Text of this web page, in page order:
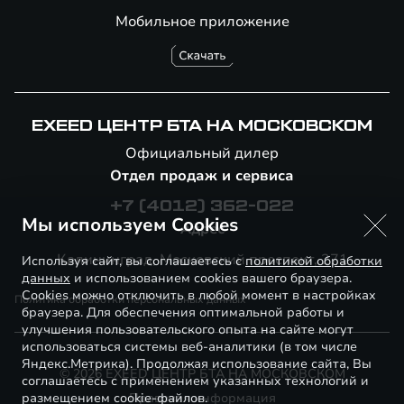
Мобильное приложение
EXEED ЦЕНТР БТА НА МОСКОВСКОМ
Официальный дилер
Отдел продаж и сервиса
+7 (4012) 362-022
Адрес
Калининград, ​Московский проспект, 271
Политика обработки персональных данных
© 2026 EXEED ЦЕНТР БТА НА МОСКОВСКОМ
Правовая информация
Мы используем Cookies
Используя сайт, вы соглашаетесь сполитикой обработки
данных и использованием cookies вашего браузера.
Cookies можно отключить в любой момент в настройках
браузера. Для обеспечения оптимальной работы и
улучшения пользовательского опыта на сайте могут
использоваться системы веб-аналитики (в том числе
Яндекс.Метрика). Продолжая использование сайта, Вы
соглашаетесь с применением указанных технологий и
размещением cookie-файлов.